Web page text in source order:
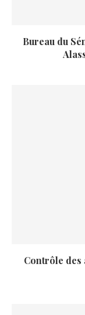
Bureau du
Contrôle des